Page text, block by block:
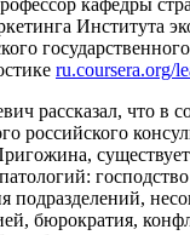
Института
ru.coursera.org/
рассказал, что в
российского
подразделений,
бюрократия,